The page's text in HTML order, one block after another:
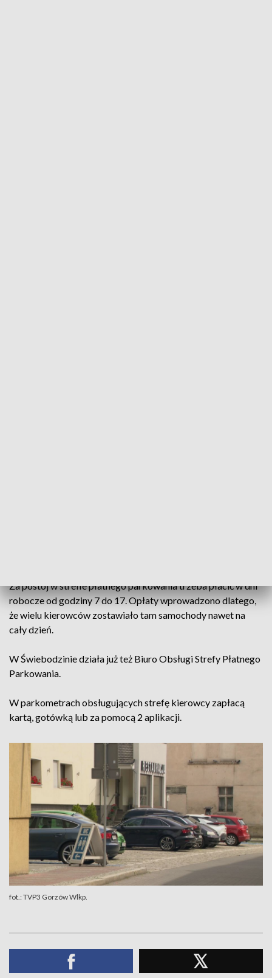
Za postój w strefie płatnego parkowania trzeba płacić w dni
robocze od godziny 7 do 17. Opłaty wprowadzono dlatego,
że wielu kierowców zostawiało tam samochody nawet na
cały dzień.
W Świebodzinie działa już też Biuro Obsługi Strefy Płatnego
Parkowania.
W parkometrach obsługujących strefę kierowcy zapłacą
kartą, gotówką lub za pomocą 2 aplikacji.
fot.: TVP3 Gorzów Wlkp.